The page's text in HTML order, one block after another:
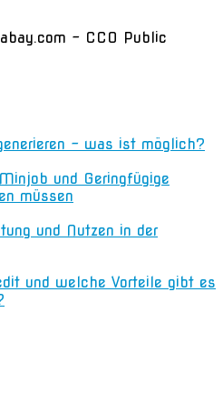
- CC0 Public
– was ist möglich?
und Geringfügige
müssen
und Nutzen in der
und welche Vorteile gibt es